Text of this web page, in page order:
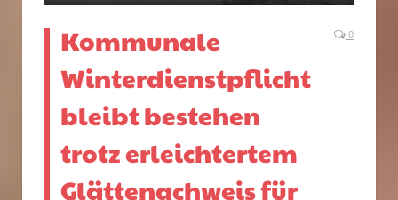
Kommunale
Winterdienstpflicht
bleibt bestehen
trotz erleichtertem
Glättenachweis für
0